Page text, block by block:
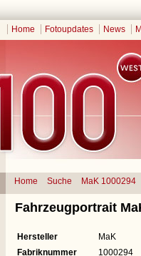
Home Fotoupdates News
Home Suche MaK 1000294
Fahrzeugportrait
Hersteller
MaK
Fabriknummer
1000294